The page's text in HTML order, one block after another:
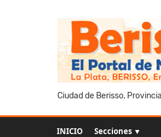
Ciudad de Berisso,
INICIO Secciones ▼